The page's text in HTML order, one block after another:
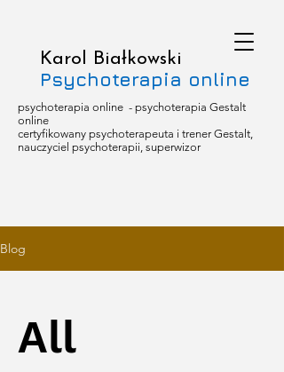
Karol Białkowski
Psychoterapia online
psychoterapia online - psychoterapia Gestalt
online
certyfikowany psychoterapeuta i trener Gestalt,
nauczyciel psychoterapii, superwizor
Blog
All